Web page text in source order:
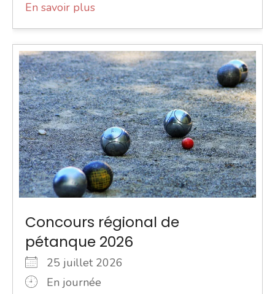
En savoir plus
Concours régional de
pétanque 2026
25 juillet 2026
En journée